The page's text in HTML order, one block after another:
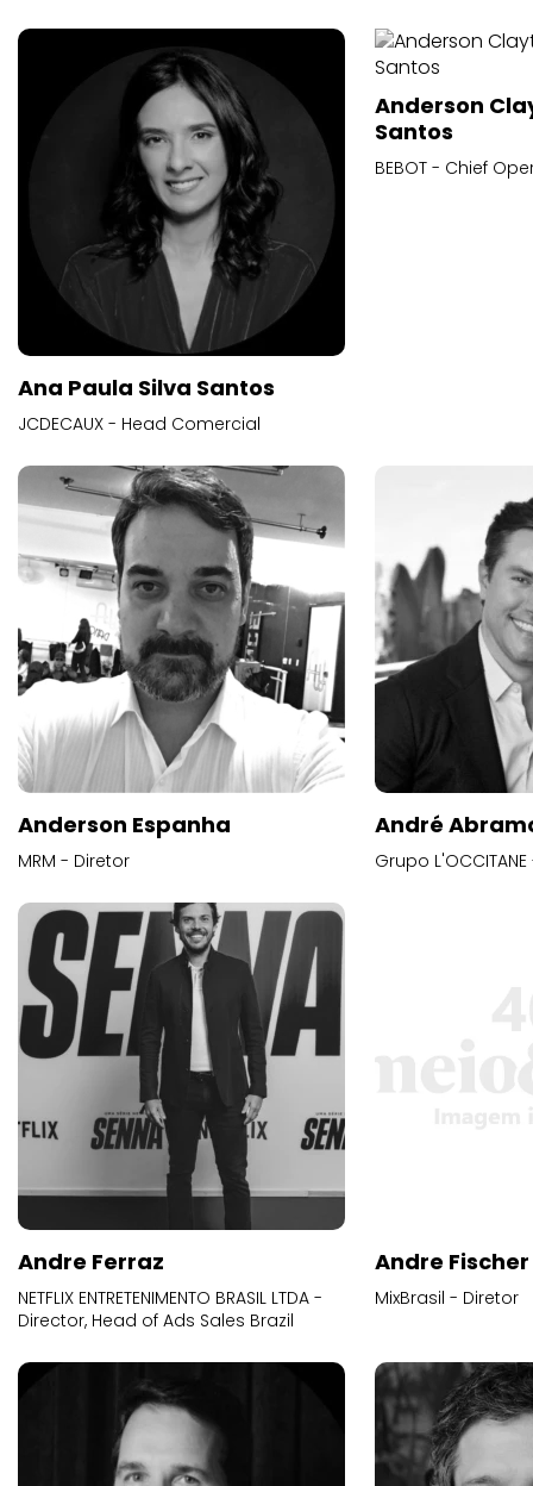
Ana Paula Silva Santos
JCDECAUX - Head Comercial
Anderson
Santos
BEBOT - Chief
Anderson Espanha
MRM - Diretor
André
Grupo
Andre Ferraz
NETFLIX ENTRETENIMENTO BRASIL LTDA -
Director, Head of Ads Sales Brazil
Andre Fischer
MixBrasil - Diretor